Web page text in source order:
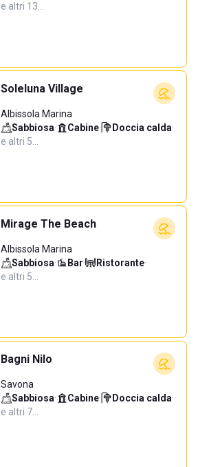
e altri 13…
Soleluna Village
Albissola Marina
Sabbiosa· Cabine· Doccia calda·
e altri 5…
Mirage The Beach
Albissola Marina
Sabbiosa· Bar· Ristorante·
e altri 5…
Bagni Nilo
Savona
Sabbiosa· Cabine· Doccia calda·
e altri 7…